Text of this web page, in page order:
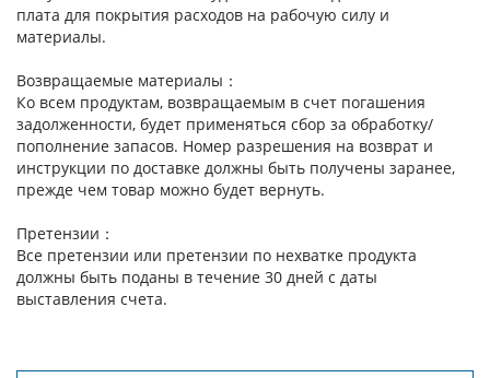
плата для покрытия расходов на рабочую силу и
материалы.
Возвращаемые материалы：
Ко всем продуктам, возвращаемым в счет погашения
задолженности, будет применяться сбор за обработку/
пополнение запасов. Номер разрешения на возврат и
инструкции по доставке должны быть получены заранее,
прежде чем товар можно будет вернуть.
Претензии：
Все претензии или претензии по нехватке продукта
должны быть поданы в течение 30 дней с даты
выставления счета.